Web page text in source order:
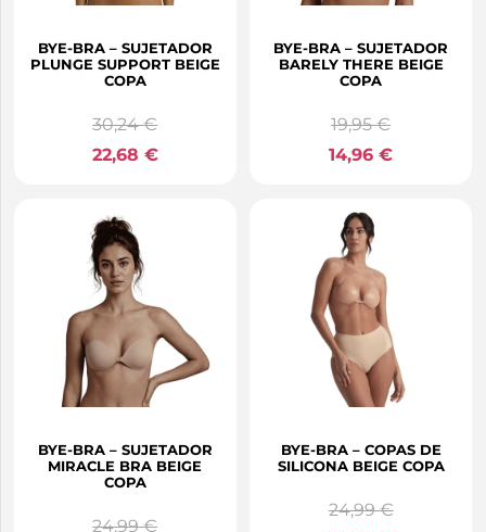
BYE-BRA – SUJETADOR
PLUNGE SUPPORT BEIGE
COPA
30,24€
22,68 €
BYE-BRA – SUJETADOR
BARELY THERE BEIGE
COPA
19,95€
14,96€
BYE-BRA – SUJETADOR
MIRACLE BRA BEIGE
COPA
24,99€
BYE-BRA – COPAS DE
SILICONA BEIGE COPA
24,99€